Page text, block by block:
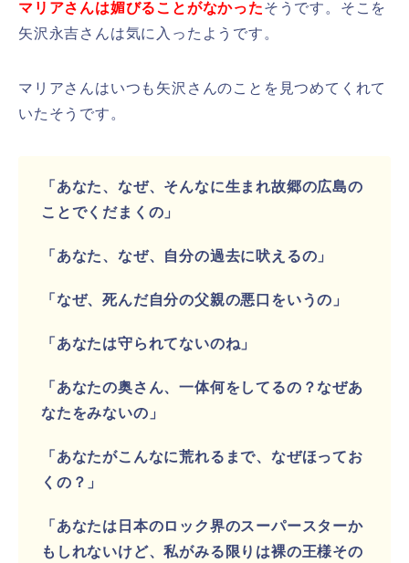
マリアさんは媚びることがなかったそうです。そこを
矢沢永吉さんは気に入ったようです。
マリアさんはいつも矢沢さんのことを見つめてくれて
いたそうです。
「あなた、なぜ、そんなに生まれ故郷の広島の
ことでくだまくの」
「あなた、なぜ、自分の過去に吠えるの」
「なぜ、死んだ自分の父親の悪口をいうの」
「あなたは守られてないのね」
「あなたの奥さん、一体何をしてるの？なぜあ
なたをみないの」
「あなたがこんなに荒れるまで、なぜほってお
くの？」
「あなたは日本のロック界のスーパースターか
もしれないけど、私がみる限りは裸の王様その